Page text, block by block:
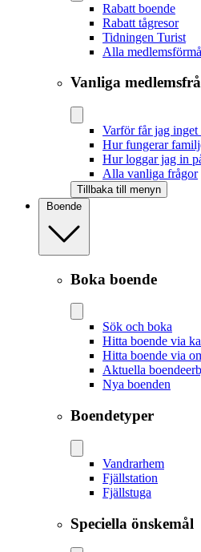
Rabatt boende
Rabatt tågresor
Tidningen Turist
Alla
Vanliga
Varför får jag
Hur fungerar
Hur loggar jag in
Alla vanliga frågor
Tillbaka till menyn
Boende
Boka boende
Sök och boka
Hitta boende via
Hitta boende via
Aktuella
Nya boenden
Boendetyper
Vandrarhem
Fjällstation
Fjällstuga
Speciella önskemål